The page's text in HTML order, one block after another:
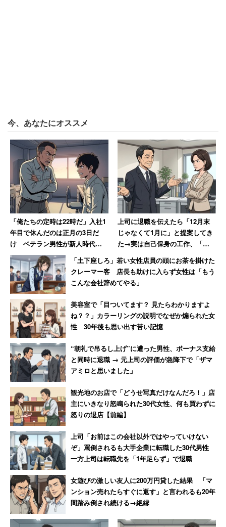
で30代が60.3％だった。50代も51.0％に上っており、高年
齢化が進んでいることがわかる。
相談窓口が対応した中高年のひきこもりのうち、ある50代
男性は、次のような状態だったという。
「父母とも高齢。親の年金で生活できており、親も
本人も困り感があまりない。相談員と一緒にハロー
ワークに行く。しかし採用面接に落ちて後ろ向きな
気持ちになってしまった。本人が希望する就職の内
容が現実とかけ離れている」
こうした長期化・高年齢化について、同連合会の担当者
は、
「80代の親と50代の子どもが孤立し、生活に行き詰
まることを『8050問題』と言います。中高年のひき
こもりがいる世帯は、親の年金で生活している場合
が多く、親が病気になったり、介護が必要になった
りすると共倒れする危険があります。ひきこもりを
抱えた家族を孤立させないためにも、そうした家族
を探し、支援していく必要があるのです」
と話した。
自治体には「実態に則した支援をしてもらい
今、あなたにオススメ
「俺たちの定時は22時だ」入社1
年目で休んだのは正月の3日だ
け ベテラン男性が新人時代に
目撃した“退職ドミノ”の現場
【前編】
上司に退職を伝えたら「12月末
じゃなくて1月に」と提案してき
た→実は自己保身の工作、「セ
クハラ体質の上に卑怯者」と振
り返る女性
「土下座しろ」若い女性店員の頭にお茶を掛けた
クレーマー客 店長も助けに入らず女性は「もう
こんな会社辞めてやる」
美容室で「目ついてます？ 見たらわかりますよ
ね？？」カラーリングの説明でなぜか煽られた女
性 30年後も思い出す苦い記憶
“朝礼で吊るし上げ”に遭った男性、ボーナス支給
と同時に退職 → 元上司の評価が急降下で「ザマ
アミロと思いました」
観光地のお店で「どうせ写真だけなんだろ！」店
主にいきなり怒鳴られた30代女性、何も買わずに
怒りの退店【前編】
上司「お前はこの会社以外ではやっていけない
ぞ」罵倒されるも大手企業に転職した30代男性
一方上司は転職先を「1年足らず」で退職
女遊びの激しい友人に200万円貸した結果 「マ
ンション売れたらすぐに返す」と言われるも20年
間踏み倒され続ける→絶縁